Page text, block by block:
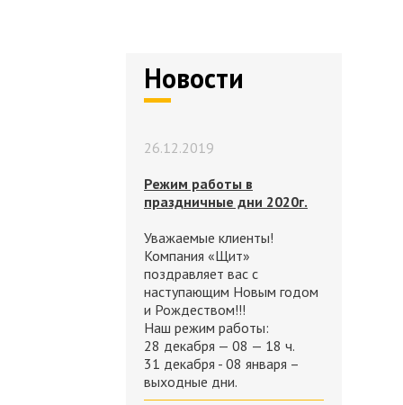
Новости
26.12.2019
Режим работы в
праздничные дни 2020г.
Уважаемые клиенты!
Компания «Щит»
поздравляет вас с
наступающим Новым годом
и Рождеством!!!
Наш режим работы:
28 декабря — 08 — 18 ч.
31 декабря - 08 января –
выходные дни.